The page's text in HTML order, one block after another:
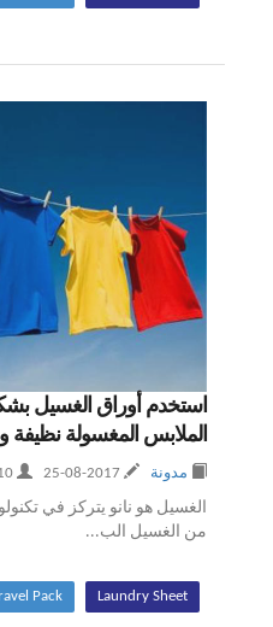
استخدم أوراق الغسيل
الملابس المغسولة
مدونة
الغسيل هو نانو يتركز في
من الغسيل الب...
Laundry Sheet
Pack